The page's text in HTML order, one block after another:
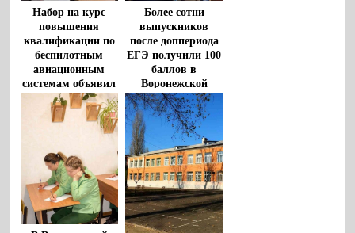
Набор на курс
повышения
квалификации по
беспилотным
авиационным
системам объявил
воронежский вуз
Более сотни
выпускников
после доппериода
ЕГЭ получили 100
баллов в
Воронежской
области